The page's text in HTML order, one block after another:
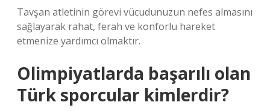
Tavşan atletinin görevi vücudunuzun nefes almasını
sağlayarak rahat, ferah ve konforlu hareket
etmenize yardımcı olmaktır.
Olimpiyatlarda başarılı olan
Türk sporcular kimlerdir?